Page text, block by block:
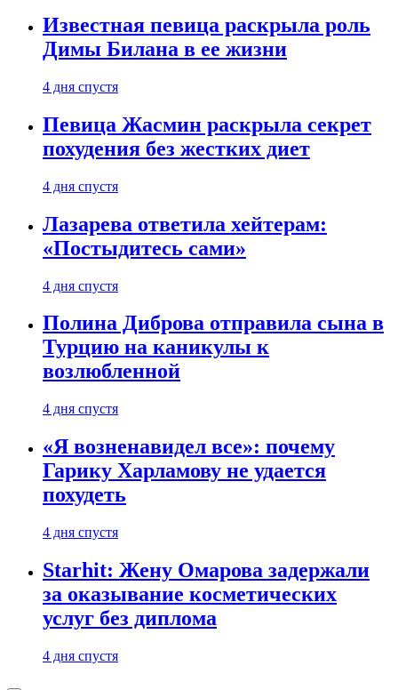
Известная певица раскрыла роль
Димы Билана в ее жизни
4 дня спустя
Певица Жасмин раскрыла секрет
похудения без жестких диет
4 дня спустя
Лазарева ответила хейтерам:
«Постыдитесь сами»
4 дня спустя
Полина Диброва отправила сына в
Турцию на каникулы к
возлюбленной
4 дня спустя
«Я возненавидел все»: почему
Гарику Харламову не удается
похудеть
4 дня спустя
Starhit: Жену Омарова задержали
за оказывание косметических
услуг без диплома
4 дня спустя